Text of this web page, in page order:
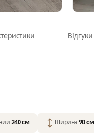
Відгуки
240 см Ширина 90 см